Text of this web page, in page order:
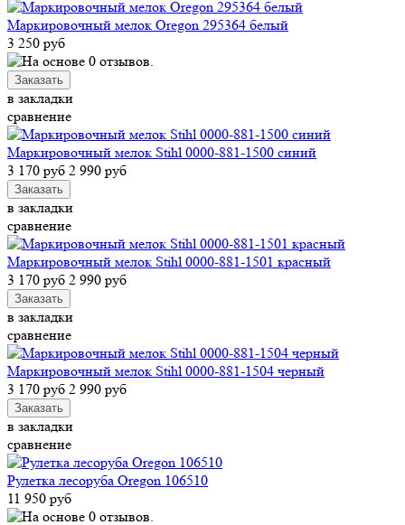
Маркировочный мелок Oregon 295364 белый
3 250 руб
в закладки
сравнение
Маркировочный мелок Stihl 0000-881-1500 синий
3 170 руб 2 990 руб
в закладки
сравнение
Маркировочный мелок Stihl 0000-881-1501 красный
3 170 руб 2 990 руб
в закладки
сравнение
Маркировочный мелок Stihl 0000-881-1504 черный
3 170 руб 2 990 руб
в закладки
сравнение
Рулетка лесоруба Oregon 106510
11 950 руб